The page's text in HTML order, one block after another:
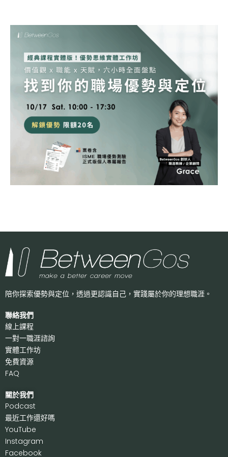
陪你探索優勢與定位，透過更認識自己， 實踐屬於你的理想職涯。
聯絡我們
線上課程
一對一職涯諮詢
實體工作坊
免費資源
FAQ
關於我們
Podcast
最近工作還好嗎
YouTube
Instagram
Facebook